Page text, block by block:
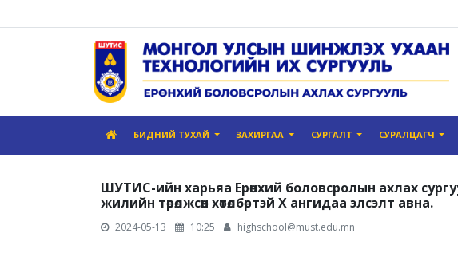
БИДНИЙ ТУХАЙ ЗАХИРГАА СУРГАЛТ СУРАЛЦАГЧ
ШУТИС-ийн харьяа Ерөнхий боловсролын ахлах
жилийн төрөлжсөн хөтөлбөртэй X ангидаа элсэлт авна.
2024-05-13 10:25 highschool@must.edu.mn